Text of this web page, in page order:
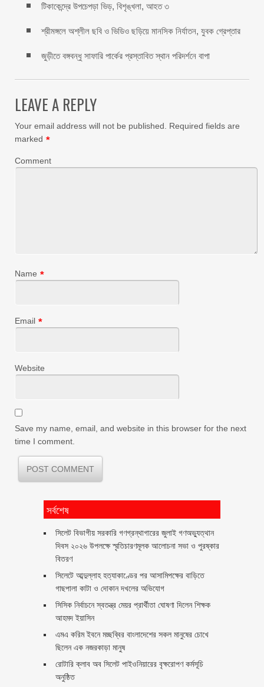
টিকাকেন্দ্রে উপচেপড়া ভিড়, বিশৃঙ্খলা, আহত ৩
শ্রীমঙ্গলে অশ্লীল ছবি ও ভিডিও ছড়িয়ে মানসিক নির্যাতন, যুবক গ্রেপ্তার
জুড়ীতে বঙ্গবন্ধু সাফারি পার্কের প্রস্তাবিত স্থান পরিদর্শনে বাপা
LEAVE A REPLY
Your email address will not be published.
Required fields are
marked *
Comment
Name *
Email *
Website
Save my name, email, and website in this browser for the next
time I comment.
সর্বশেষ
সিলেট বিভাগীয় সরকারি গণগ্রন্থাগারের জুলাই গণঅভ্যুত্থান
দিবস ২০২৬ উপলক্ষে স্মৃতিচারণমূলক আলোচনা সভা ও পুরষ্কার
বিতরণ ‎ ‎
সিলেটে আব্দুল্লাহ হত্যাকাণ্ডের পর আসামিপক্ষের বাড়িতে
গাছপালা কাটা ও দোকান দখলের অভিযোগ
সিসিক নির্বাচনে স্বতন্ত্র মেয়র প্রার্থীতা ঘোষণা দিলেন শিক্ষক
আহমদ ইয়াসিন
এমএ করিম ইবনে মচ্ছব্বির বাংলাদেশের সকল মানুষের চোখে
ছিলেন এক নজরকাড়া মানুষ ‎
রোটারি ক্লাব অব সিলেট পাইওনিয়ারের বৃক্ষরোপণ কর্মসূচি
অনুষ্ঠিত